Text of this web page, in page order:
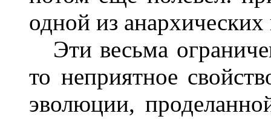
одной из анархических
Эти весьма
то неприятное
эволюции,